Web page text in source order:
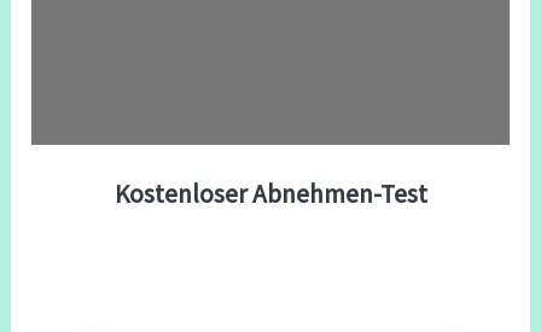
Kostenloser Abnehmen-Test